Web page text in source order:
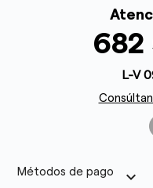
682
L-V
Métodos de pago keyboard_arrow_down